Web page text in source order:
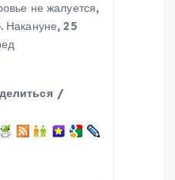
не жалуется,
Накануне, 25
/